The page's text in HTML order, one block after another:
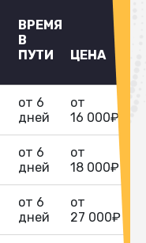
ВРЕМЯ
В
ПУТИ
ЦЕНА
от 6
дней
от
16 000₽
от 6
дней
от
18 000₽
от 6
дней
от
27 000₽